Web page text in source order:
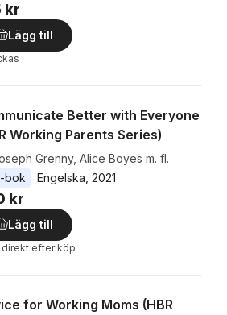
kr
Lägg till
Better with Everyone
Working Parents Series)
Grenny, Alice Boyes m. fl.
bok
Engelska 2021
kr
Lägg till
direkt efter köp
for Working Moms (HBR